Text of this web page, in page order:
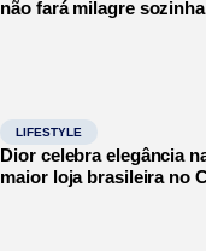
não fará milagre sozinha
LIFESTYLE
Dior celebra elegância
maior loja brasileira no